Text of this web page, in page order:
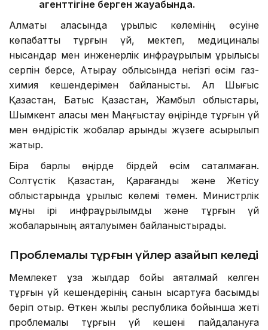
агенттігіне берген жауабында.
Алматы қаласында құрылыс көлемінің өсуіне
көпқабатты тұрғын үй, мектеп, медициналық
нысандар мен инженерлік инфрақұрылым құрылысы
серпін берсе, Атырау облысында негізгі өсім газ-
химия кешендерімен байланысты. Ал Шығыс
Қазақстан, Батыс Қазақстан, Жамбыл облыстары,
Шымкент қаласы мен Маңғыстау өңірінде тұрғын үй
мен өндірістік жобалар қарқынды жүзеге асырылып
жатыр.
Бірақ барлық өңірде бірдей өсім сақталмаған.
Солтүстік Қазақстан, Қарағанды және Жетісу
облыстарында құрылыс көлемі төмен. Министрлік
мұны ірі инфрақұрылымдық және тұрғын үй
жобаларының аяқталуымен байланыстырады.
Проблемалы тұрғын үйлер азайып келеді
Мемлекет ұзақ жылдар бойы аяқталмай келген
тұрғын үй кешендерінің санын қысқартуға басымдық
беріп отыр. Өткен жылы республика бойынша жеті
проблемалы тұрғын үй кешені пайдалануға